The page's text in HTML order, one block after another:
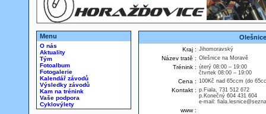
Menu
O nás
Aktuality
Tým
Fotoalbum
Fotogalerie
Kalendář závodů
Výsledky závodů
Kam na trénink
Vaše podpora
Cyklovýlety
Kraj : Jihomoravský
Název tratě : Olešnice na Moravě
Trénink : úterý 08:00 – 19:00
čtvrtek 08:00 – 19:00
Cena : 100Kč nad 65ccm (do
Kontakt : p.Fiala, 731 512 672
p.Konečný 604 431 604
e-mail:
www :